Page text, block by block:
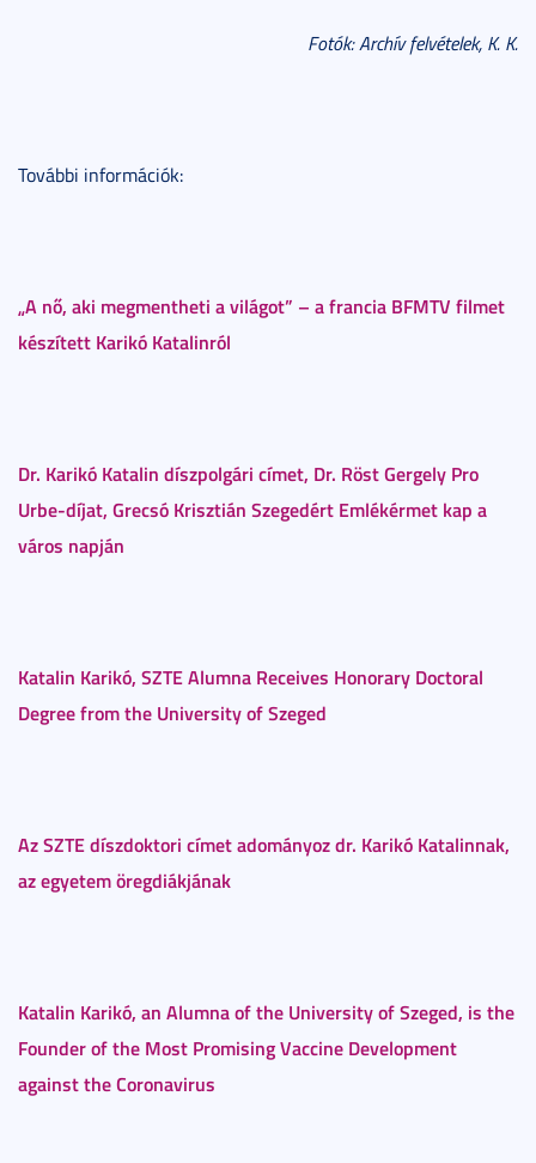
Fotók: Archív felvételek, K. K.
További információk:
„A nő, aki megmentheti a világot” – a francia BFMTV filmet
készített Karikó Katalinról
Dr. Karikó Katalin díszpolgári címet, Dr. Röst Gergely Pro
Urbe-díjat, Grecsó Krisztián Szegedért Emlékérmet kap a
város napján
Katalin Karikó, SZTE Alumna Receives Honorary Doctoral
Degree from the University of Szeged
Az SZTE díszdoktori címet adományoz dr. Karikó Katalinnak,
az egyetem öregdiákjának
Katalin Karikó, an Alumna of the University of Szeged, is the
Founder of the Most Promising Vaccine Development
against the Coronavirus